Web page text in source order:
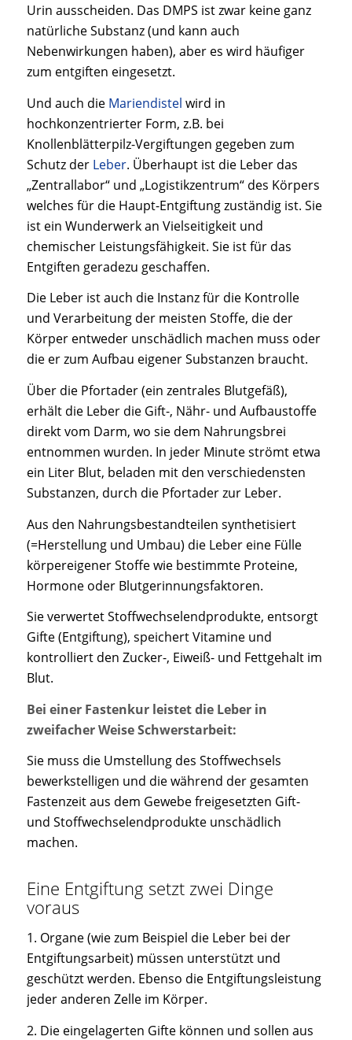
Urin ausscheiden. Das DMPS ist zwar keine ganz
natürliche Substanz (und kann auch
Nebenwirkungen haben), aber es wird häufiger
zum entgiften eingesetzt.
Und auch die Mariendistel wird in
hochkonzentrierter Form, z.B. bei
Knollenblätterpilz-Vergiftungen gegeben zum
Schutz der Leber. Überhaupt ist die Leber das
„Zentrallabor“ und „Logistikzentrum“ des Körpers
welches für die Haupt-Entgiftung zuständig ist. Sie
ist ein Wunderwerk an Vielseitigkeit und
chemischer Leistungsfähigkeit. Sie ist für das
Entgiften geradezu geschaffen.
Die Leber ist auch die Instanz für die Kontrolle
und Verarbeitung der meisten Stoffe, die der
Körper entweder unschädlich machen muss oder
die er zum Aufbau eigener Substanzen braucht.
Über die Pfortader (ein zentrales Blutgefäß),
erhält die Leber die Gift-, Nähr- und Aufbaustoffe
direkt vom Darm, wo sie dem Nahrungsbrei
entnommen wurden. In jeder Minute strömt etwa
ein Liter Blut, beladen mit den verschiedensten
Substanzen, durch die Pfortader zur Leber.
Aus den Nahrungsbestandteilen synthetisiert
(=Herstellung und Umbau) die Leber eine Fülle
körpereigener Stoffe wie bestimmte Proteine,
Hormone oder Blutgerinnungsfaktoren.
Sie verwertet Stoffwechselendprodukte, entsorgt
Gifte (Entgiftung), speichert Vitamine und
kontrolliert den Zucker-, Eiweiß- und Fettgehalt im
Blut.
Bei einer Fastenkur leistet die Leber in
zweifacher Weise Schwerstarbeit:
Sie muss die Umstellung des Stoffwechsels
bewerkstelligen und die während der gesamten
Fastenzeit aus dem Gewebe freigesetzten Gift-
und Stoffwechselendprodukte unschädlich
machen.
Eine Entgiftung setzt zwei Dinge
voraus
1. Organe (wie zum Beispiel die Leber bei der
Entgiftungsarbeit) müssen unterstützt und
geschützt werden. Ebenso die Entgiftungsleistung
jeder anderen Zelle im Körper.
2. Die eingelagerten Gifte können und sollen aus